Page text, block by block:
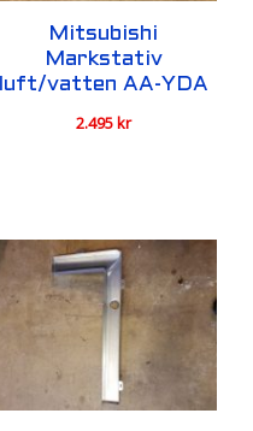
Mitsubishi
Markstativ
luft/vatten AA-YDA
2.495 kr